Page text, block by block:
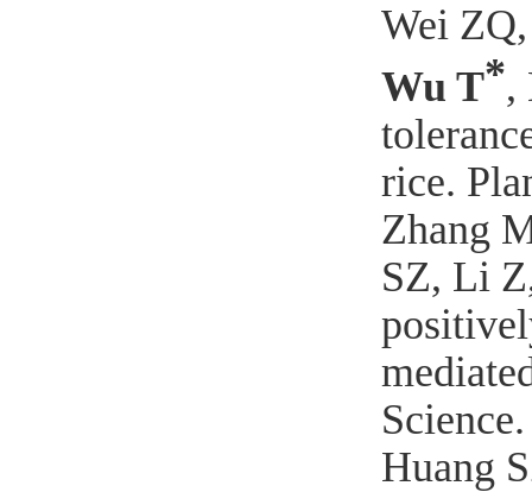
Wei
Wu T*,
rice.
Zhang
SZ, Li
Huang